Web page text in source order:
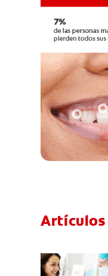
Artículos